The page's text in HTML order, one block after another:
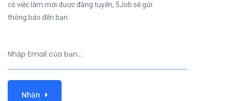
có việc làm mới được đăng tuyển, 5Job sẽ gửi
thông báo đến bạn.
Nhận